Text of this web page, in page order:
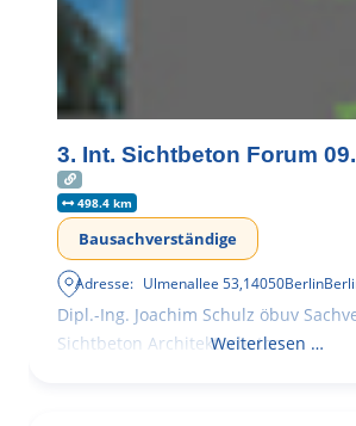
3. Int. Sichtbeton Forum
498.4 km
Bausachverständige
Adresse: Ulmenallee 53,14050Berlin
Dipl.-Ing. Joachim Schulz öbuv
Sichtbeton Architekturbeton
Weiterlesen …